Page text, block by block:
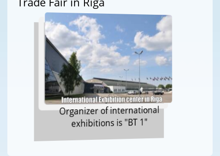
Organizer of international
exhibitions is "BT 1"